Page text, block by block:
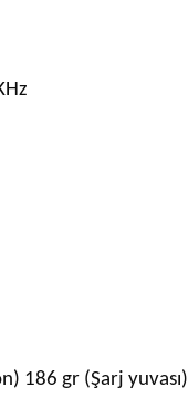
186 gr (Şarj yuvası)